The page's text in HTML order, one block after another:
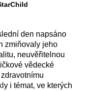
den napsáno
zmiňovaly jeho
neuvěřitelnou
vědecké
i témat, ve kterých